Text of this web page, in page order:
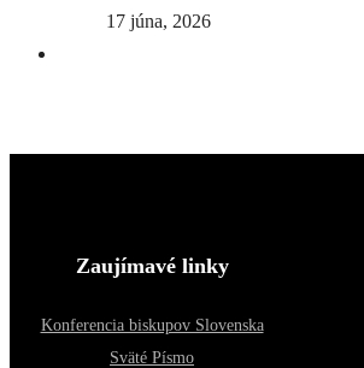
17 júna, 2026
Zaujímavé linky
Konferencia biskupov Slovenska
Sväté Písmo